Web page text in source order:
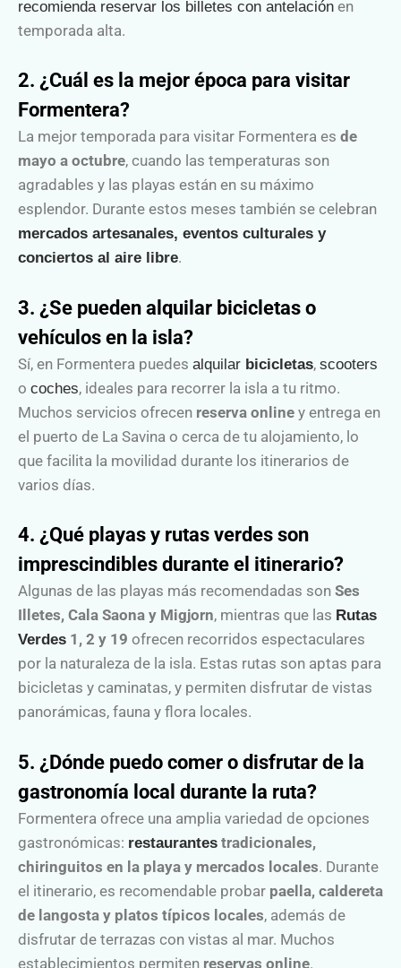
recomienda reservar los billetes con antelación en
temporada alta.
2. ¿Cuál es la mejor época para visitar
Formentera?
La mejor temporada para visitar Formentera es de
mayo a octubre, cuando las temperaturas son
agradables y las playas están en su máximo
esplendor. Durante estos meses también se celebran
mercados artesanales, eventos culturales y
conciertos al aire libre.
3. ¿Se pueden alquilar bicicletas o
vehículos en la isla?
Sí, en Formentera puedes alquilar bicicletas, scooters
o coches, ideales para recorrer la isla a tu ritmo.
Muchos servicios ofrecen reserva online y entrega en
el puerto de La Savina o cerca de tu alojamiento, lo
que facilita la movilidad durante los itinerarios de
varios días.
4. ¿Qué playas y rutas verdes son
imprescindibles durante el itinerario?
Algunas de las playas más recomendadas son Ses
Illetes, Cala Saona y Migjorn, mientras que las Rutas
Verdes 1, 2 y 19 ofrecen recorridos espectaculares
por la naturaleza de la isla. Estas rutas son aptas para
bicicletas y caminatas, y permiten disfrutar de vistas
panorámicas, fauna y flora locales.
5. ¿Dónde puedo comer o disfrutar de la
gastronomía local durante la ruta?
Formentera ofrece una amplia variedad de opciones
gastronómicas: restaurantes tradicionales,
chiringuitos en la playa y mercados locales. Durante
el itinerario, es recomendable probar paella, caldereta
de langosta y platos típicos locales, además de
disfrutar de terrazas con vistas al mar. Muchos
establecimientos permiten reservas online.